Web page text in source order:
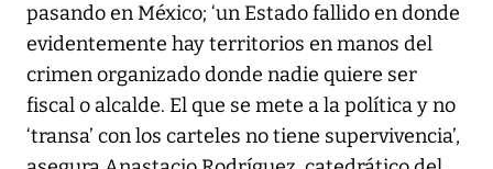
pasando en México; ‘un Estado fallido en donde
evidentemente hay territorios en manos del
crimen organizado donde nadie quiere ser
fiscal o alcalde. El que se mete a la política y no
‘transa’ con los carteles no tiene supervivencia’,